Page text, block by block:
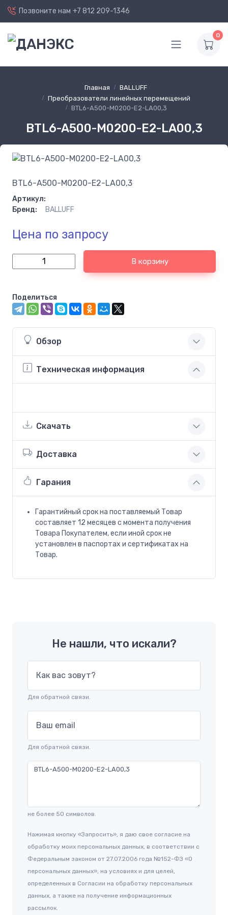
Позвоните нам +7 812 209-1346
0
Главная
BALLUFF
Преобразователи линейных перемещений
BTL6-A500-M0200-E2-LA00,3
BTL6-A500-M0200-E2-LA00,3
BTL6-A500-M0200-E2-LA00,3
Артикул:
Бренд:
BALLUFF
Цена по запросу
В корзину
Поделиться
Обзор
Техническая информация
Скачать
Доставка
Гарания
Гарантийный срок на поставляемый Товар
составляет 12 месяцев с момента получения
Товара Покупателем, если иной срок не
установлен в паспортах и сертификатах на
Товар.
Не нашли, что искали?
Как вас зовут?
Для обратной связи.
Ваш email
Для обратной связи.
не более 50 символов.
Нажимая кнопку «Запросить», я даю свое согласие на
обработку моих персональных данных, в соответствии с
Федеральным законом от 27.07.2006 года №152-ФЗ «О
персональных данных», на условиях и для целей,
определенных в Согласии на обработку персональных
данных, а также на получение информационных
рассылок.